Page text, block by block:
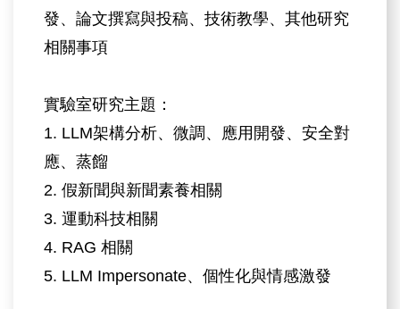
發、論文撰寫與投稿、技術教學、其他研究
相關事項
實驗室研究主題：
1. LLM架構分析、微調、應用開發、安全對
應、蒸餾
2. 假新聞與新聞素養相關
3. 運動科技相關
4. RAG 相關
5. LLM Impersonate、個性化與情感激發